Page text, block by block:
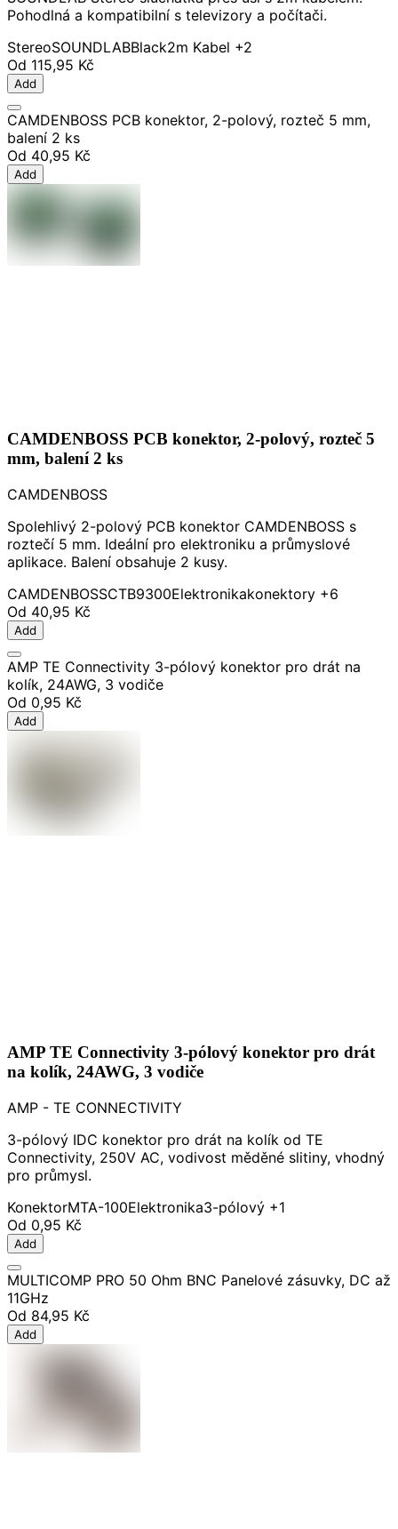
Pohodlná a kompatibilní s televizory a počítači.
StereoSOUNDLABBlack2m Kabel +2
Od 115,95 Kč
Add
CAMDENBOSS PCB konektor, 2-polový, rozteč 5 mm,
balení 2 ks
Od 40,95 Kč
Add
CAMDENBOSS PCB konektor, 2-polový, rozteč 5
mm, balení 2 ks
CAMDENBOSS
Spolehlivý 2-polový PCB konektor CAMDENBOSS s
roztečí 5 mm. Ideální pro elektroniku a průmyslové
aplikace. Balení obsahuje 2 kusy.
CAMDENBOSSCTB9300Elektronikakonektory +6
Od 40,95 Kč
Add
AMP TE Connectivity 3-pólový konektor pro drát na
kolík, 24AWG, 3 vodiče
Od 0,95 Kč
Add
AMP TE Connectivity 3-pólový konektor pro drát
na kolík, 24AWG, 3 vodiče
AMP - TE CONNECTIVITY
3-pólový IDC konektor pro drát na kolík od TE
Connectivity, 250V AC, vodivost měděné slitiny, vhodný
pro průmysl.
KonektorMTA-100Elektronika3-pólový +1
Od 0,95 Kč
Add
MULTICOMP PRO 50 Ohm BNC Panelové zásuvky, DC až
11GHz
Od 84,95 Kč
Add